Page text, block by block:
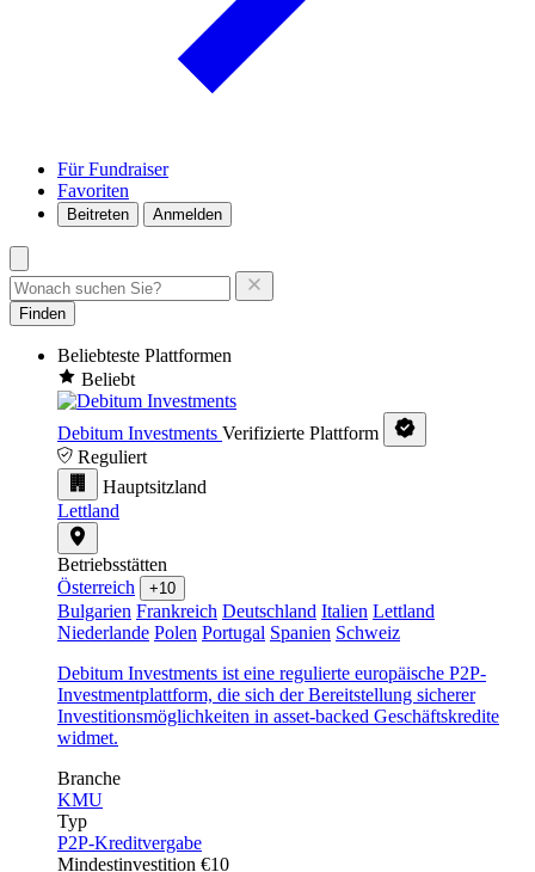
Für Fundraiser
Favoriten
Beitreten Anmelden
Finden
Beliebteste Plattformen
Beliebt
Debitum Investments Verifizierte Plattform
Reguliert
Hauptsitzland
Lettland
Betriebsstätten
Österreich
+10
Bulgarien Frankreich Deutschland Italien Lettland
Niederlande Polen Portugal Spanien Schweiz
Debitum Investments ist eine regulierte europäische P2P-
Investmentplattform, die sich der Bereitstellung sicherer
Investitionsmöglichkeiten in asset-backed Geschäftskredite
widmet.
Branche
KMU
Typ
P2P-Kreditvergabe
Mindestinvestition €10